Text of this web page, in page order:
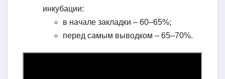
инкубации:
в начале закладки – 60–65%;
перед самым выводком – 65–70%.